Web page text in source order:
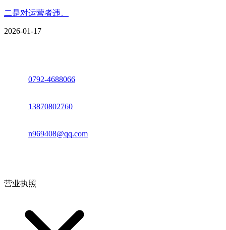
二是对运营者违、
2026-01-17
0792-4688066
13870802760
n969408@qq.com
营业执照